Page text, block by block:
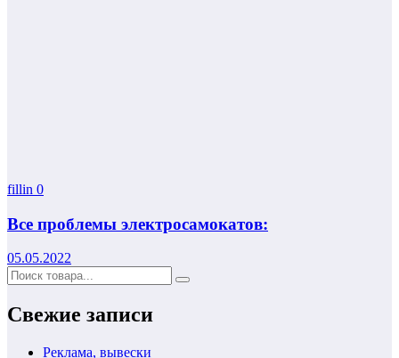
fillin 0
Все проблемы электросамокатов:
05.05.2022
Свежие записи
Реклама, вывески